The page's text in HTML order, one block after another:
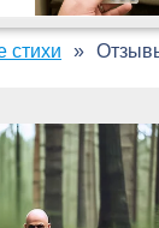
стихи